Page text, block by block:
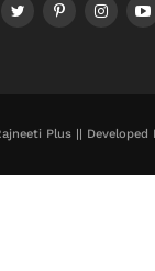
Plus || Developed